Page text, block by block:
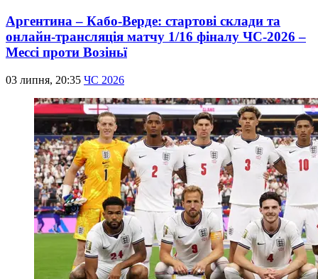
Аргентина – Кабо-Верде: стартові склади та
онлайн-трансляція матчу 1/16 фіналу ЧС-2026 –
Мессі проти Возіньї
03 липня, 20:35 ЧС 2026